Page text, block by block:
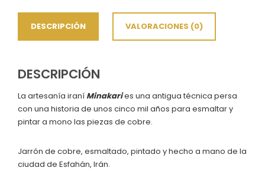
cm
cantidad
DESCRIPCIÓN VALORACIONES (0)
DESCRIPCIÓN
La artesanía iraní Minakaries una antigua técnica persa
con una historia de unos cinco mil años para esmaltar y
pintar a mono las piezas de cobre.
Jarrón de cobre, esmaltado, pintado y hecho a mano de la
ciudad de Esfahán, Irán.